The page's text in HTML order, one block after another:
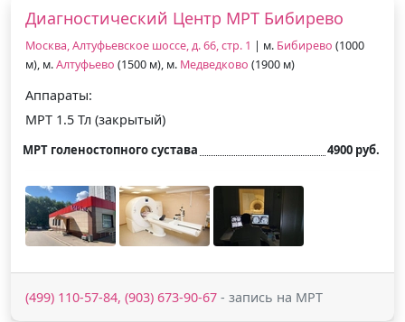
Диагностический Центр МРТ Бибирево
Москва, Алтуфьевское шоссе, д. 66, стр. 1 | м. Бибирево (1000
м), м.Алтуфьево (1500 м), м. Медведково (1900 м)
Аппараты:
МРТ 1.5 Тл (закрытый)
МРТ голеностопного сустава 4900 руб.
(499) 110-57-84, (903) 673-90-67 - запись на МРТ